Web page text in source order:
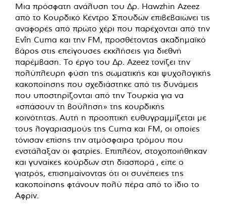
Μια πρόσφατη ανάλυση του Δρ. Hawzhin Azeez
από το Κουρδικό Κέντρο Σπουδών επιβεβαιώνει τις
αναφορές από πρώτο χέρι που παρέχονται από την
Evîn Cuma και την FM, προσθέτοντας ακαδημαϊκό
βάρος στις επείγουσες εκκλήσεις για διεθνή
παρέμβαση. Το έργο του Δρ. Azeez τονίζει την
πολύπλευρη φύση της σωματικής και ψυχολογικής
κακοποίησης που σχεδιάστηκε από τις δυνάμεις
που υποστηρίζονται από την Τουρκία για να
«σπάσουν τη βούληση» της κουρδικής
κοινότητας. Αυτή η προοπτική ευθυγραμμίζεται με
τους λογαριασμούς της Cuma και FM, οι οποίες
τόνισαν επίσης την ατμόσφαιρα τρόμου που
ενστάλαξαν οι φατρίες. Επιπλέον, στοχοποιήθηκαν
και γυναίκες κούρδων στη διασπορά , είπε ο
γιατρός, επισημαίνοντας ότι οι συνέπειες της
κακοποίησης φτάνουν πολύ πέρα ​​από το ίδιο το
Αφρίν.